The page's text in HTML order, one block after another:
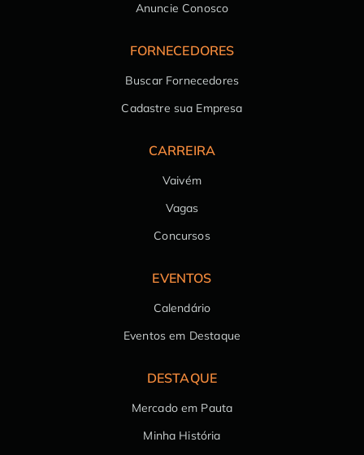
Anuncie Conosco
FORNECEDORES
Buscar Fornecedores
Cadastre sua Empresa
CARREIRA
Vaivém
Vagas
Concursos
EVENTOS
Calendário
Eventos em Destaque
DESTAQUE
Mercado em Pauta
Minha História